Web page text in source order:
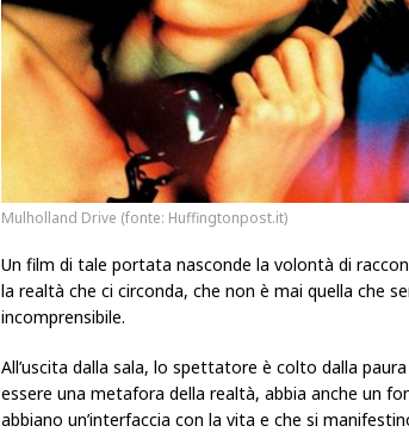
Mulholland Drive (fonte: Huffingtonpost.it)
Un film di tale portata nasconde la volontà di
la realtà che ci circonda, che non è mai quella che
incomprensibile.
All’uscita dalla sala, lo spettatore è colto dalla
essere una metafora della realtà, abbia anche un
abbiano un’interfaccia con la vita e che si